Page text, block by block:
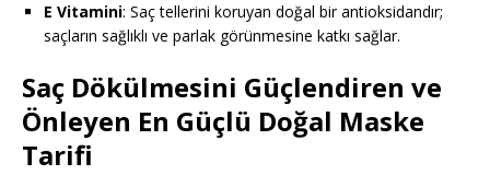
E Vitamini: Saç tellerini koruyan doğal bir antioksidandır;
saçların sağlıklı ve parlak görünmesine katkı sağlar.
Saç Dökülmesini Güçlendiren ve
Önleyen En Güçlü Doğal Maske
Tarifi